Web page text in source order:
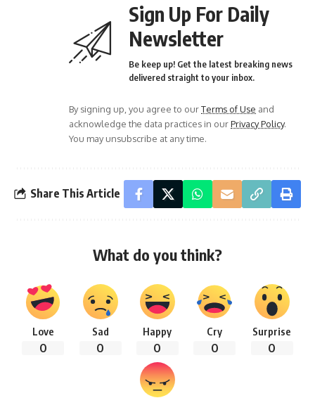
Sign Up For Daily
Newsletter
Be keep up! Get the latest breaking news
delivered straight to your inbox.
By signing up, you agree to ourTerms of Use and
acknowledge the data practices in ourPrivacy Policy.
You may unsubscribe at any time.
Share This Article
What do you think?
Love
0
Sad
0
Happy
0
Cry
0
Surprise
0